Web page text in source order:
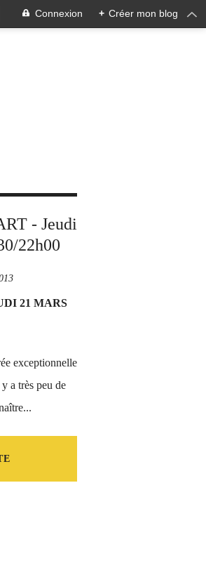
Connexion + Créer mon blog
21 MARS
exceptionnelle
a très peu de